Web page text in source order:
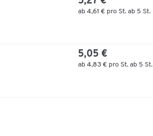
ab 4,61 € pro St. ab 5 St.
5,05 €
ab 4,83 € pro St. ab 5 St.